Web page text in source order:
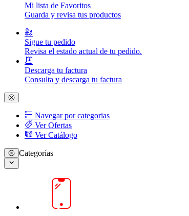
Mi lista de Favoritos
Guarda y revisa tus productos
Sigue tu pedido
Revisa el estado actual de tu pedido.
Descarga tu factura
Consulta y descarga tu factura
Navegar por categorias
Ver Ofertas
Ver Catálogo
Categorías